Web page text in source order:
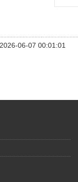
06-07 00:01:01